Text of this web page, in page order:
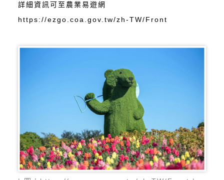
詳細資訊可至農業易遊網
https://ezgo.coa.gov.tw/zh-TW/Front